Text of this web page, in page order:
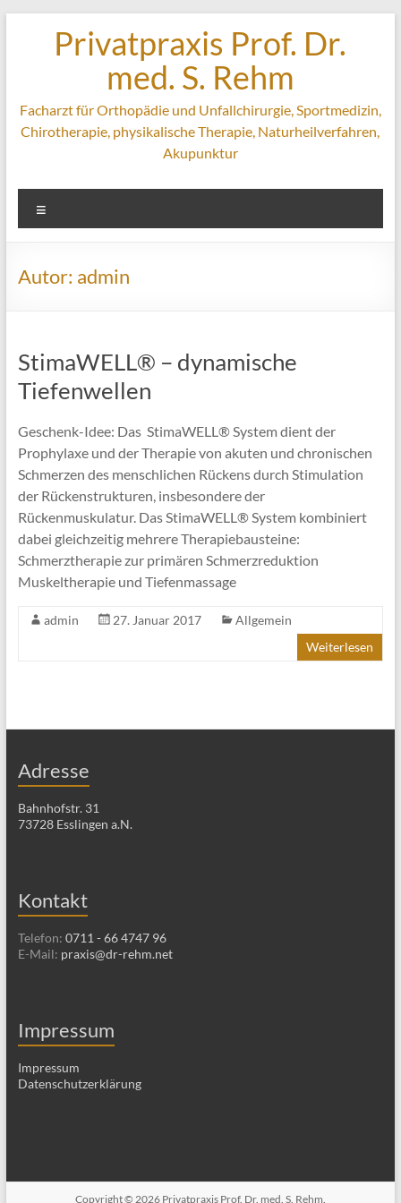
springenPrivatpraxis Prof. Dr.
med. S. Rehm
Facharzt für Orthopädie und Unfallchirurgie, Sportmedizin,
Chirotherapie, physikalische Therapie, Naturheilverfahren,
Akupunktur
Autor: admin
StimaWELL® – dynamische
Tiefenwellen
Geschenk-Idee: Das StimaWELL® System dient der
Prophylaxe und der Therapie von akuten und chronischen
Schmerzen des menschlichen Rückens durch Stimulation
der Rückenstrukturen, insbesondere der
Rückenmuskulatur. Das StimaWELL® System kombiniert
dabei gleichzeitig mehrere Therapiebausteine:
Schmerztherapie zur primären Schmerzreduktion
Muskeltherapie und Tiefenmassage
admin 27. Januar 2017
Allgemein
Weiterlesen
Adresse
Bahnhofstr. 31
73728 Esslingen a.N.
Kontakt
Telefon: 0711 - 66 4747 96
E-Mail: praxis@dr-rehm.net
Impressum
Impressum
Datenschutzerklärung
Copyright © 2026 Privatpraxis Prof. Dr. med. S. Rehm.